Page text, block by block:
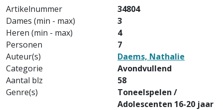
Artikelnummer
34804
Dames (min - max)
3
Heren (min - max)
4
Personen
7
Auteur(s)
Daems, Nathalie
Categorie
Avondvullend
Aantal blz
58
Genre(s)
Toneelspelen /
Adolescenten 16-20 jaar